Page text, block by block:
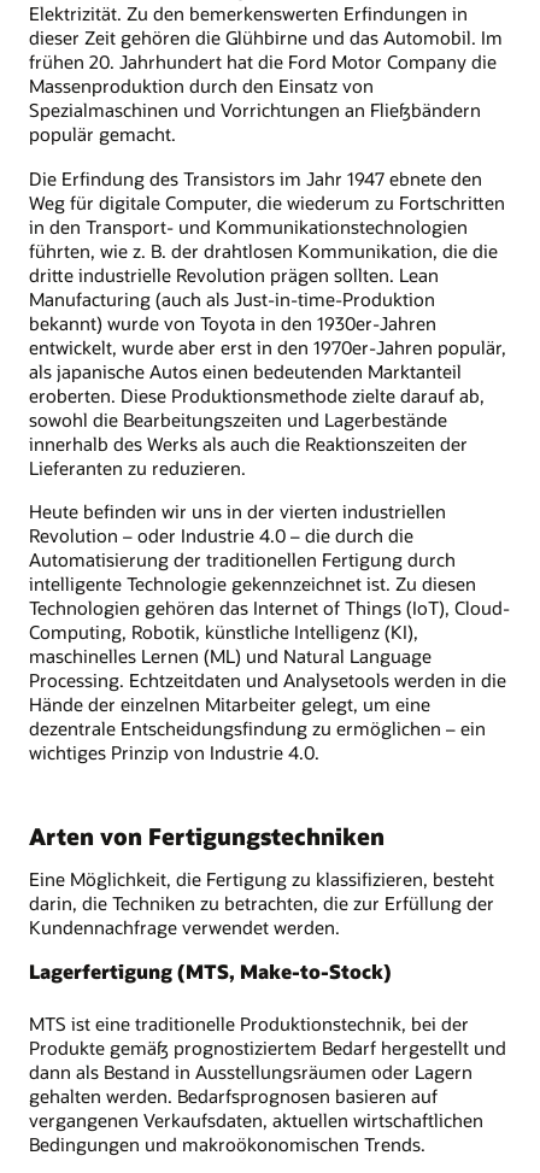
Elektrizität. Zu den bemerkenswerten Erfindungen in
dieser Zeit gehören die Glühbirne und das Automobil. Im
frühen 20. Jahrhundert hat die Ford Motor Company die
Massenproduktion durch den Einsatz von
Spezialmaschinen und Vorrichtungen an Fließbändern
populär gemacht.
Die Erfindung des Transistors im Jahr 1947 ebnete den
Weg für digitale Computer, die wiederum zu Fortschritten
in den Transport- und Kommunikationstechnologien
führten, wie z. B. der drahtlosen Kommunikation, die die
dritte industrielle Revolution prägen sollten. Lean
Manufacturing (auch als Just-in-time-Produktion
bekannt) wurde von Toyota in den 1930er-Jahren
entwickelt, wurde aber erst in den 1970er-Jahren populär,
als japanische Autos einen bedeutenden Marktanteil
eroberten. Diese Produktionsmethode zielte darauf ab,
sowohl die Bearbeitungszeiten und Lagerbestände
innerhalb des Werks als auch die Reaktionszeiten der
Lieferanten zu reduzieren.
Heute befinden wir uns in der vierten industriellen
Revolution – oder Industrie 4.0 – die durch die
Automatisierung der traditionellen Fertigung durch
intelligente Technologie gekennzeichnet ist. Zu diesen
Technologien gehören das Internet of Things (IoT), Cloud-
Computing, Robotik, künstliche Intelligenz (KI),
maschinelles Lernen (ML) und Natural Language
Processing. Echtzeitdaten und Analysetools werden in die
Hände der einzelnen Mitarbeiter gelegt, um eine
dezentrale Entscheidungsfindung zu ermöglichen – ein
wichtiges Prinzip von Industrie 4.0.
Arten von Fertigungstechniken
Eine Möglichkeit, die Fertigung zu klassifizieren, besteht
darin, die Techniken zu betrachten, die zur Erfüllung der
Kundennachfrage verwendet werden.
Lagerfertigung (MTS, Make-to-Stock)
MTS ist eine traditionelle Produktionstechnik, bei der
Produkte gemäß prognostiziertem Bedarf hergestellt und
dann als Bestand in Ausstellungsräumen oder Lagern
gehalten werden. Bedarfsprognosen basieren auf
vergangenen Verkaufsdaten, aktuellen wirtschaftlichen
Bedingungen und makroökonomischen Trends.